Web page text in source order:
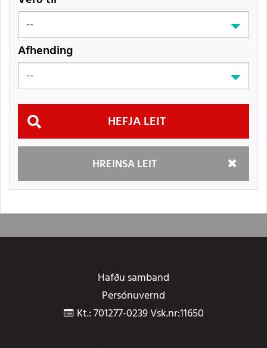
Afhending
HREINSA LEIT
Hefja
Hafðu samband
Persónuvernd
Kt.: 701277-0239 Vsk.nr:11650